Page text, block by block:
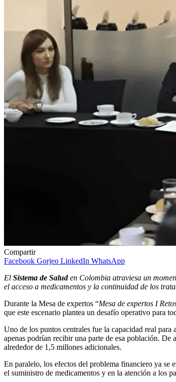
Compartir
Facebook Gorjeo LinkedIn WhatsApp
El Sistema de Saluden Colombia atraviesa un
el acceso a medicamentos y la continuidad de los
Durante la Mesa de expertos “Mesa de expertos I
que este escenario plantea un desafío operativo para
Uno de los puntos centrales fue la capacidad real
apenas podrían recibir una parte de esa población. De
alrededor de 1,5 millones adicionales.
En paralelo, los efectos del problema financiero ya se
el suministro de medicamentos y en la atención a los